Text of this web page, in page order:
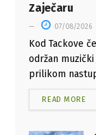
Zaječaru
07/08/2026
Kod Tackove
održan muzički
prilikom
READ MORE